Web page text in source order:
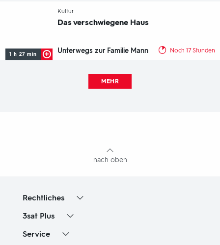
Kultur
Das verschwiegene Haus
Unterwegs zur Familie Mann Noch 17 Stunden
1 h 27 min
MEHR
nach oben
Rechtliches
3sat Plus
Service